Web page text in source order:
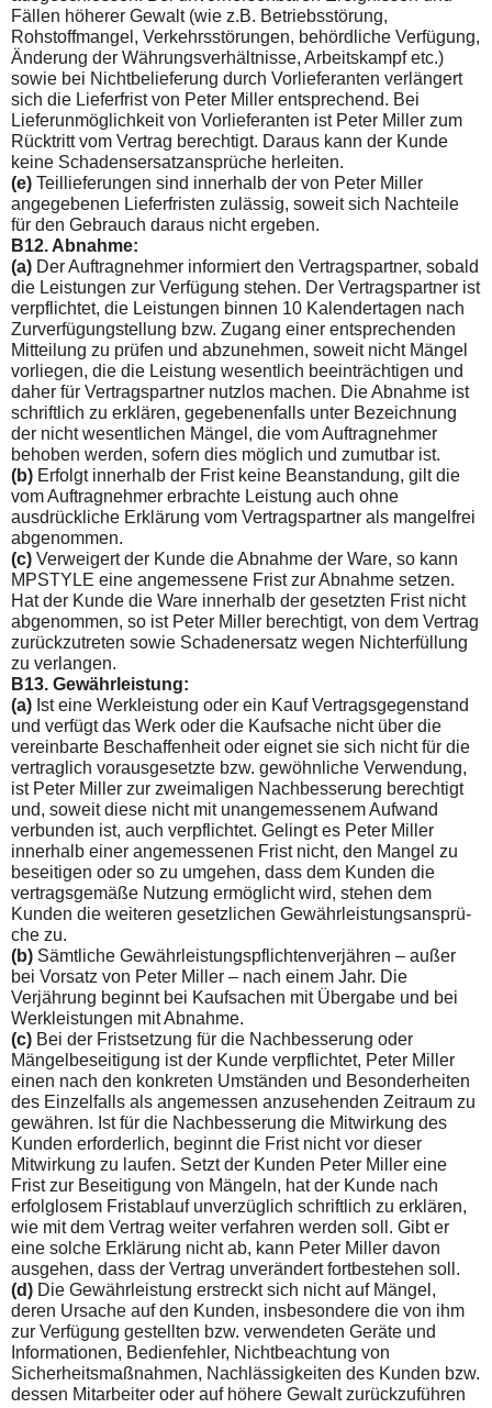
Fällen höherer Gewalt (wie z.B. Betriebsstörung,
Rohstoffmangel, Verkehrsstörungen, behördliche Verfügung,
Änderung der Währungsverhältnisse, Arbeitskampf etc.)
sowie bei Nichtbelieferung durch Vorlieferan­ten verlängert
sich die Lieferfrist von Peter Miller entsprechend. Bei
Lieferunmöglichkeit von Vorlieferanten ist Peter Miller zum
Rücktritt vom Vertrag berechtigt. Daraus kann der Kunde
keine Schadensersatzansprüche herleiten.
(e) Teillieferungen sind innerhalb der von Peter Miller
angege­benen Lieferfristen zulässig, soweit sich Nachteile
für den Gebrauch daraus nicht ergeben.
B12. Abnahme:
(a) Der Auftragnehmer informiert den Vertragspartner, sobald
die Leistungen zur Verfügung stehen. Der Vertragspartner ist
verpflichtet, die Leistungen binnen 10 Kalendertagen nach
Zurverfügungstellung bzw. Zugang einer entsprechenden
Mit­teilung zu prüfen und abzunehmen, soweit nicht Mängel
vorliegen, die die Leistung wesentlich beeinträchtigen und
daher für Vertragspartner nutzlos machen. Die Abnahme ist
schriftlich zu erklären, gegebenenfalls unter Bezeichnung
der nicht wesentli­chen Mängel, die vom Auftragnehmer
behoben werden, sofern dies möglich und zumutbar ist.
(b) Erfolgt innerhalb der Frist keine Beanstandung, gilt die
vom Auftragnehmer erbrachte Leistung auch ohne
ausdrückliche Erklärung vom Vertragspartner als mangelfrei
abgenommen.
(c) Verweigert der Kunde die Abnahme der Ware, so kann
MPSTYLE eine angemessene Frist zur Abnahme setzen.
Hat der Kunde die Ware innerhalb der gesetzten Frist nicht
abgenommen, so ist Peter Miller berechtigt, von dem Vertrag
zurückzutreten sowie Schadenersatz wegen Nichterfüllung
zu verlangen.
B13. Gewährleistung:
(a) Ist eine Werkleistung oder ein Kauf Vertragsgegenstand
und verfügt das Werk oder die Kaufsache nicht über die
vereinbarte Beschaffenheit oder eignet sie sich nicht für die
vertraglich vo­rausgesetzte bzw. gewöhnliche Verwendung,
ist Peter Miller zur zweimaligen Nachbesserung berechtigt
und, soweit diese nicht mit unangemessenem Aufwand
verbunden ist, auch verpflich­tet. Gelingt es Peter Miller
innerhalb einer angemessenen Frist nicht, den Mangel zu
beseitigen oder so zu umgehen, dass dem Kunden die
vertragsgemäße Nutzung ermöglicht wird, stehen dem
Kunden die weiteren gesetzlichen Gewährleistungsansprü­
che zu.
(b) Sämtliche Gewährleistungspflichtenverjähren – außer
bei Vorsatz von Peter Miller – nach einem Jahr. Die
Verjährung be­ginnt bei Kaufsachen mit Übergabe und bei
Werkleistungen mit Abnahme.
(c) Bei der Fristsetzung für die Nachbesserung oder
Mängelbe­seitigung ist der Kunde verpflichtet, Peter Miller
einen nach den konkreten Umständen und Besonderheiten
des Einzelfalls als angemessen anzusehenden Zeitraum zu
gewähren. Ist für die Nachbesserung die Mitwirkung des
Kunden erforderlich, beginnt die Frist nicht vor dieser
Mitwirkung zu laufen. Setzt der Kun­den Peter Miller eine
Frist zur Beseitigung von Mängeln, hat der Kunde nach
erfolglosem Fristablauf unverzüglich schriftlich zu erklären,
wie mit dem Vertrag weiter verfahren werden soll. Gibt er
eine solche Erklärung nicht ab, kann Peter Miller davon
ausgehen, dass der Vertrag unverändert fortbestehen soll.
(d) Die Gewährleistung erstreckt sich nicht auf Mängel,
deren Ursache auf den Kunden, insbesondere die von ihm
zur Verfü­gung gestellten bzw. verwendeten Geräte und
Informationen, Bedienfehler, Nichtbeachtung von
Sicherheitsmaßnahmen, Nachlässigkeiten des Kunden bzw.
dessen Mitarbeiter oder auf höhere Gewalt zurückzuführen